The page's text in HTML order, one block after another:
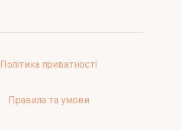
Політика приватності
Правила та умови